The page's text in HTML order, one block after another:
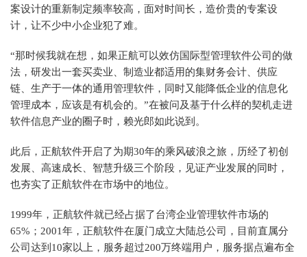
案设计的重新制定频率较高，面对时间长，造价贵的专案设
计，让不少中小企业犯了难。
“那时候我就在想，如果正航可以效仿国际型管理软件公司的做
法，研发出一套买卖业、制造业都适用的集财务会计、供应
链、生产于一体的通用管理软件，同时又能降低企业的信息化
管理成本，应该是有机会的。”在被问及基于什么样的契机走进
软件信息产业的圈子时，赖光郎如此说到。
此后，正航软件开启了为期30年的乘风破浪之旅，历经了初创
发展、高速成长、智慧升级三个阶段，见证产业发展的同时，
也夯实了正航软件在市场中的地位。
1999年，正航软件就已经占据了台湾企业管理软件市场的
65%；2001年，正航软件在厦门成立大陆总公司，目前直属分
公司达到10家以上，服务超过200万终端用户，服务据点遍布全